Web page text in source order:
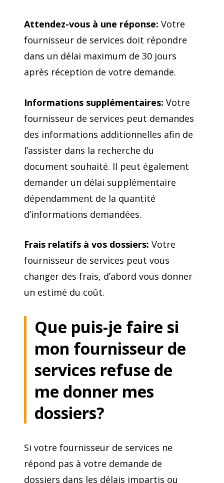
Attendez-vous à une réponse: Votre
fournisseur de services doit répondre
dans un délai maximum de 30 jours
après réception de votre demande.
Informations supplémentaires: Votre
fournisseur de services peut demandes
des informations additionnelles afin de
l’assister dans la recherche du
document souhaité. Il peut également
demander un délai supplémentaire
dépendamment de la quantité
d’informations demandées.
Frais relatifs à vos dossiers: Votre
fournisseur de services peut vous
changer des frais, d’abord vous donner
un estimé du coût.
Que puis-je faire si
mon fournisseur de
services refuse de
me donner mes
dossiers?
Si votre fournisseur de services ne
répond pas à votre demande de
dossiers dans les délais impartis ou